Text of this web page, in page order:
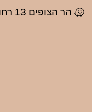
לתוכן
הר הצופים 13 רחובות